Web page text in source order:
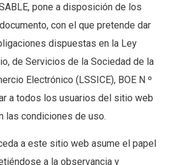
pone a disposición de los
con el que pretende dar
dispuestas en la Ley
de Servicios de la Sociedad de la
Electrónico (LSSICE), BOE N º
a todos los usuarios del sitio web
las condiciones de uso.
a este sitio web asume el papel
a la observancia y